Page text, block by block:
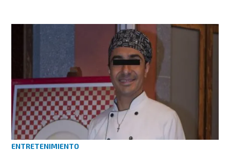
ENTRETENIMIENTO